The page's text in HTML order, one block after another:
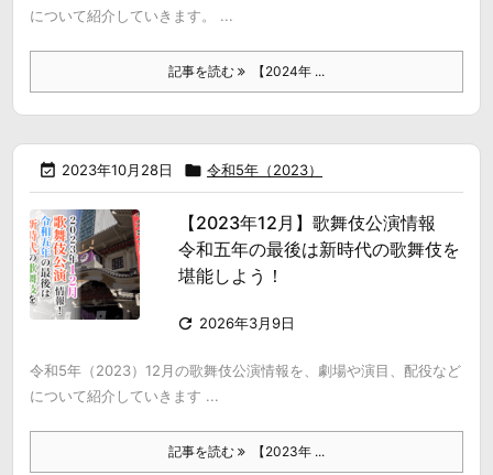
について紹介していきます。 ...
記事を読む 【2024年 ...
 2023年10月28日  令和5年（2023）
【2023年12月】歌舞伎公演情報
令和五年の最後は新時代の歌舞伎を
堪能しよう！
 2026年3月9日
令和5年（2023）12月の歌舞伎公演情報を、劇場や演目、配役など
について紹介していきます ...
記事を読む 【2023年 ...